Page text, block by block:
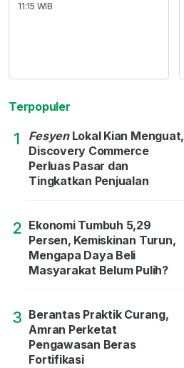
11:15 WIB
Terpopuler
1 FesyenLokal Kian Menguat,
Discovery Commerce
Perluas Pasar dan
Tingkatkan Penjualan
2 Ekonomi Tumbuh 5,29
Persen, Kemiskinan Turun,
Mengapa Daya Beli
Masyarakat Belum Pulih?
3 Berantas Praktik Curang,
Amran Perketat
Pengawasan Beras
Fortifikasi